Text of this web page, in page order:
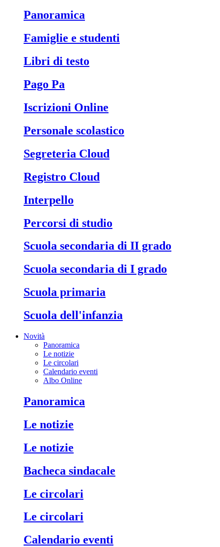
Panoramica
Famiglie e studenti
Libri di testo
Pago Pa
Iscrizioni Online
Personale scolastico
Segreteria Cloud
Registro Cloud
Interpello
Percorsi di studio
Scuola secondaria di II grado
Scuola secondaria di I grado
Scuola primaria
Scuola dell'infanzia
Novità
Panoramica
Le notizie
Le circolari
Calendario eventi
Albo Online
Panoramica
Le notizie
Le notizie
Bacheca sindacale
Le circolari
Le circolari
Calendario eventi